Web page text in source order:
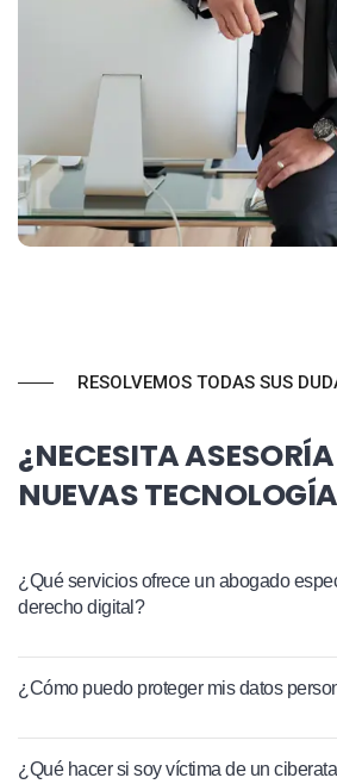
RESOLVEMOS TODAS SUS
¿NECESITA
NUEVAS
¿Qué servicios ofrece un abogado
derecho digital?
¿Cómo puedo proteger mis datos
¿Qué hacer si soy víctima de un